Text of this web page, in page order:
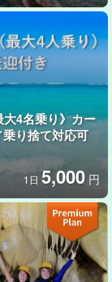
大4名乗り》カー
り捨て対応可
1日 5,000 円